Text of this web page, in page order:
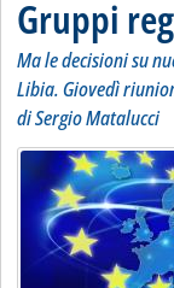
Gruppi
Ma le decisioni su
Libia. Giovedì
di Sergio Matalucci